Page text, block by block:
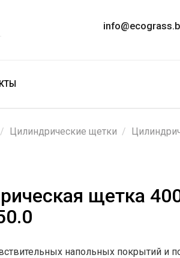
Цилиндрические щетки
щетка
напольных покрытий и